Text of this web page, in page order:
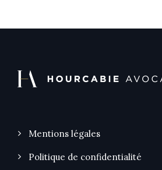
Mentions légales
Politique de confidentialité